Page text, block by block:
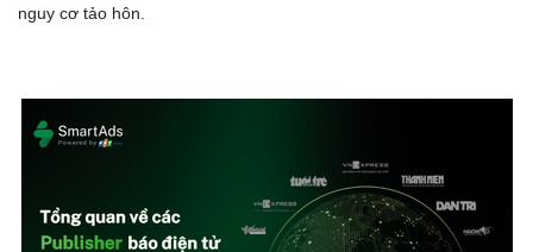
Dinh dưỡng - món ngon
Làm đẹp - giảm cân
nguy cơ tảo hôn.